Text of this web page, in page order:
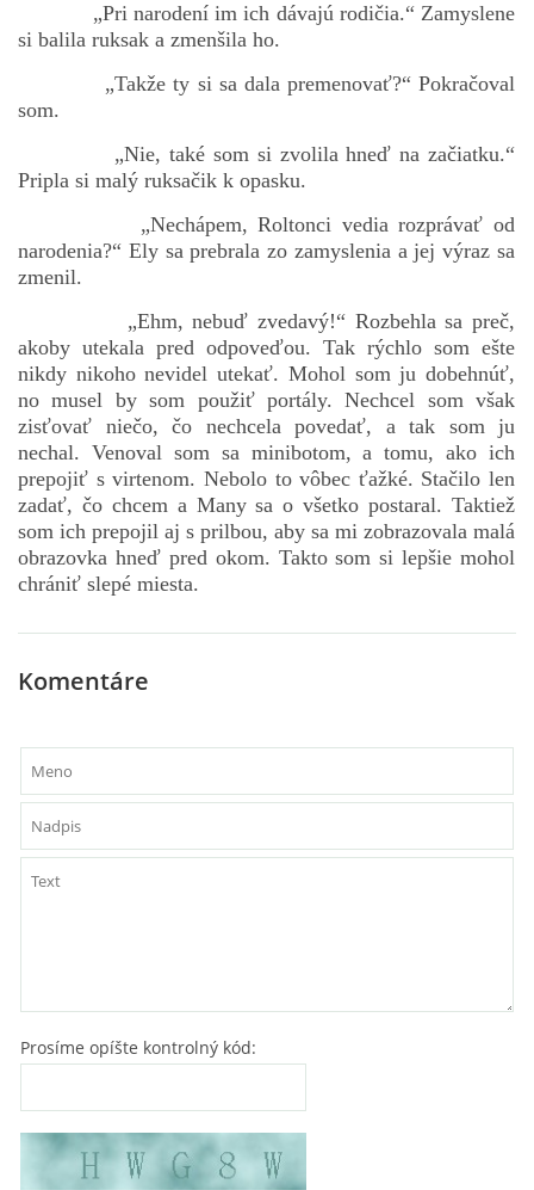
„Pri narodení im ich dávajú rodičia.“ Zamyslene
si balila ruksak a zmenšila ho.
„Takže ty si sa dala premenovať?“ Pokračoval
som.
„Nie, také som si zvolila hneď na začiatku.“
Pripla si malý ruksačik k opasku.
„Nechápem, Roltonci vedia rozprávať od
narodenia?“ Ely sa prebrala zo zamyslenia a jej výraz sa
zmenil.
„Ehm, nebuď zvedavý!“ Rozbehla sa preč,
akoby utekala pred odpoveďou. Tak rýchlo som ešte
nikdy nikoho nevidel utekať. Mohol som ju dobehnúť,
no musel by som použiť portály. Nechcel som však
zisťovať niečo, čo nechcela povedať, a tak som ju
nechal. Venoval som sa minibotom, a tomu, ako ich
prepojiť s virtenom. Nebolo to vôbec ťažké. Stačilo len
zadať, čo chcem a Many sa o všetko postaral. Taktiež
som ich prepojil aj s prilbou, aby sa mi zobrazovala malá
obrazovka hneď pred okom. Takto som si lepšie mohol
chrániť slepé miesta.
Komentáre
Prosíme opíšte kontrolný kód: